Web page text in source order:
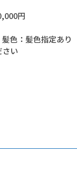
円
色：髪色指定あ
い